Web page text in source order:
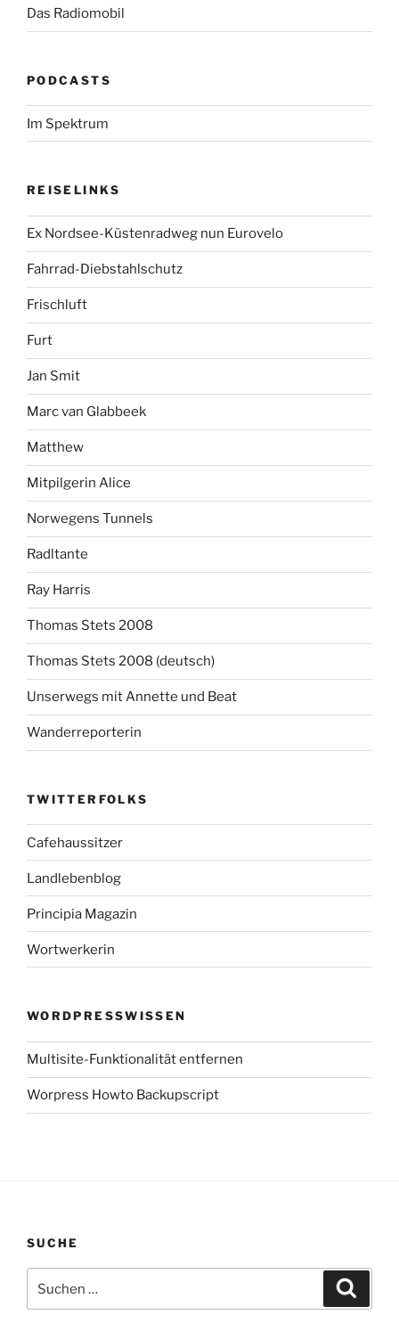
Das Radiomobil
PODCASTS
Im Spektrum
REISELINKS
Ex Nordsee-Küstenradweg nun Eurovelo
Fahrrad-Diebstahlschutz
Frischluft
Furt
Jan Smit
Marc van Glabbeek
Matthew
Mitpilgerin Alice
Norwegens Tunnels
Radltante
Ray Harris
Thomas Stets 2008
Thomas Stets 2008 (deutsch)
Unserwegs mit Annette und Beat
Wanderreporterin
TWITTERFOLKS
Cafehaussitzer
Landlebenblog
Principia Magazin
Wortwerkerin
WORDPRESSWISSEN
Multisite-Funktionalität entfernen
Worpress Howto Backupscript
SUCHE
nach: